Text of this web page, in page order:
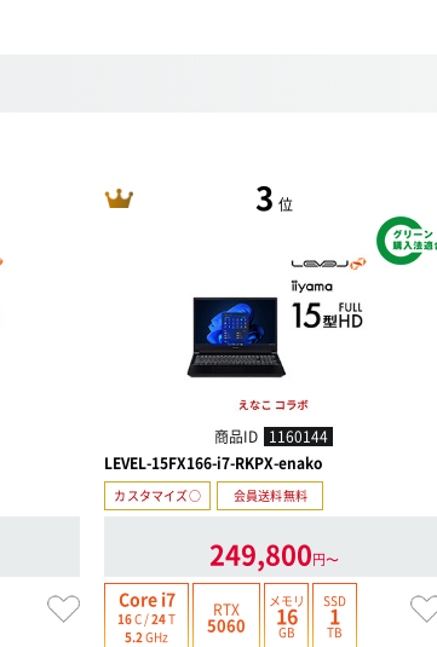
3 位
商品ID 1160144
LEVEL-15FX166-i7-RKPX-enako
カスタマイズ○ 会員送料無料
249,800円〜
Core i7
16C /24T
5.2 GHz
RTX
5060
メモリ
16
GB
SSD
1
TB